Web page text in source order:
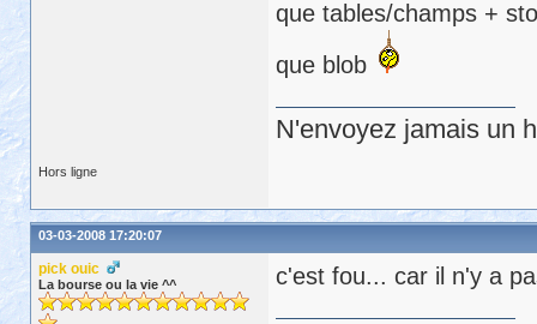
que tables/champs +
que blob
N'envoyez jamais un
Hors ligne
03-03-2008 17:20:07
pick ouic
La bourse ou la vie ^^ c'est fou... car il n'y a